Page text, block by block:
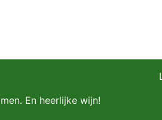
En heerlijke wijn!